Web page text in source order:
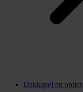
Dakkapel en opties